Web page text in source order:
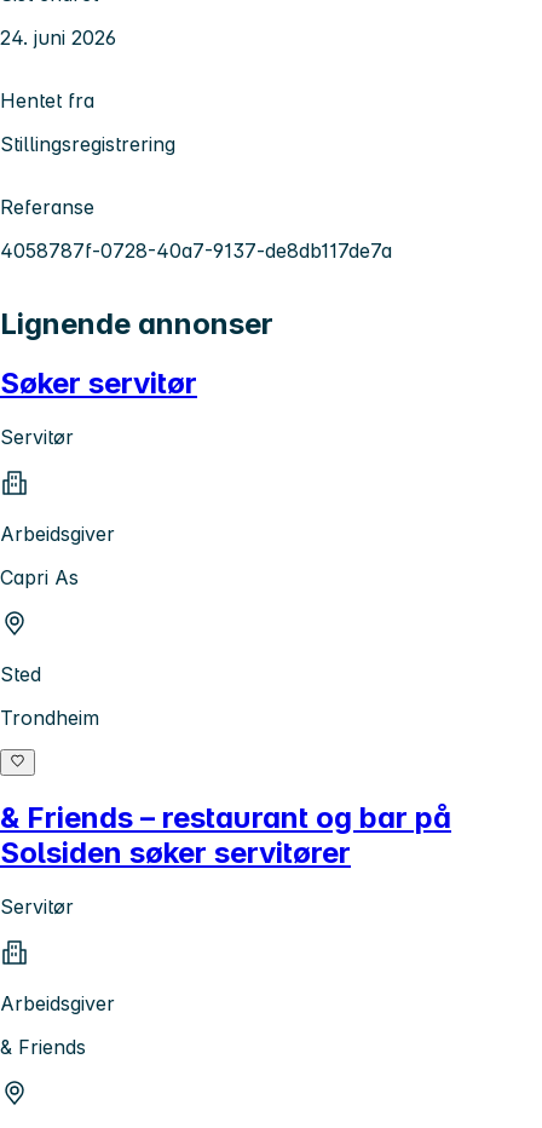
24. juni 2026
Hentet fra
Stillingsregistrering
Referanse
4058787f-0728-40a7-9137-de8db117de7a
Lignende annonser
Søker servitør
Servitør
Arbeidsgiver
Capri As
Sted
Trondheim
& Friends – restaurant og bar på
Solsiden søker servitører
Servitør
Arbeidsgiver
& Friends